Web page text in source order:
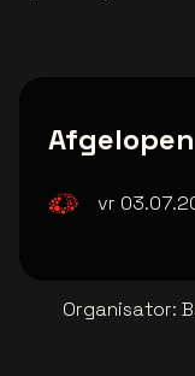
vr
Organisator: